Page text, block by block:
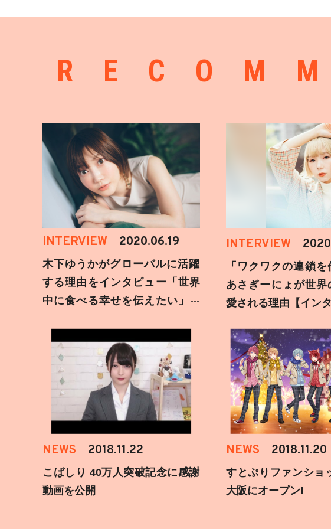
INTERVIEW 2020.06.19
木下ゆうかがグローバルに活躍
する理由をインタビュー「世界
中に食べる幸せを伝えたい」新
INTERVIEW
「ワクワクの連鎖を
あさぎーにょが世界
愛される理由【インタ
NEWS 2018.11.22
こばしり 40万人突破記念に感謝
動画を公開
NEWS 2018.11.20
すとぷりファンショ
大阪にオープン!